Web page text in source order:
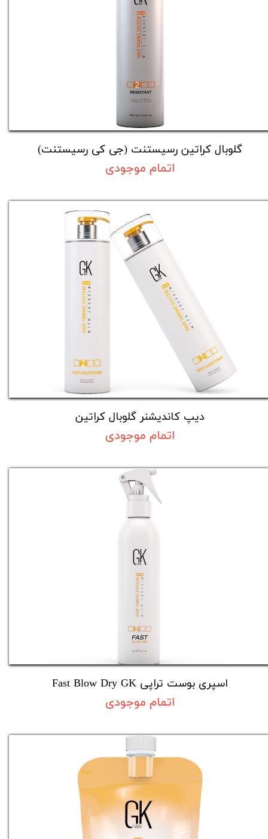
گلوبال کراتین رسیستنت (جی کی رسیستنت)
اتمام موجودی
دیپ کاندیشنر گلوبال کراتین
اتمام موجودی
​اسپری بوست تراپی Fast Blow Dry GK
اتمام موجودی